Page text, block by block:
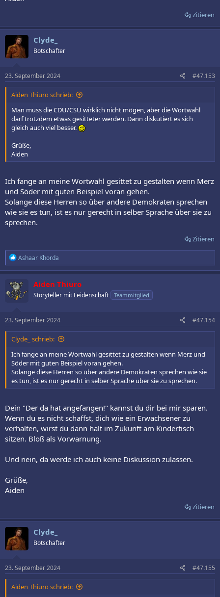
Zitieren
Clyde_
Botschafter
23. September 2024 #47.153
Aiden Thiuro schrieb:
Man muss die CDU/CSU wirklich nicht mögen, aber die Wortwahl
darf trotzdem etwas gesitteter werden. Dann diskutiert es sich
gleich auch viel besser.
Grüße,
Aiden
Ich fange an meine Wortwahl gesittet zu gestalten wenn Merz
und Söder mit guten Beispiel voran gehen.
Solange diese Herren so über andere Demokraten sprechen
wie sie es tun, ist es nur gerecht in selber Sprache über sie zu
sprechen.
Zitieren
R
e
a
k
t
i
e
n
Ashaar Khorda
Aiden Thiuro
Storyteller mit Leidenschaft Teammitglied
23. September 2024 #47.154
Clyde_ schrieb:
Ich fange an meine Wortwahl gesittet zu gestalten wenn Merz und
Söder mit guten Beispiel voran gehen.
Solange diese Herren so über andere Demokraten sprechen wie sie
es tun, ist es nur gerecht in selber Sprache über sie zu sprechen.
Dein "Der da hat angefangen!" kannst du dir bei mir sparen.
Wenn du es nicht schaffst, dich wie ein Erwachsener zu
verhalten, wirst du dann halt im Zukunft am Kindertisch
sitzen. Bloß als Vorwarnung.
Und nein, da werde ich auch keine Diskussion zulassen.
Grüße,
Aiden
Zitieren
Clyde_
Botschafter
23. September 2024 #47.155
Aiden Thiuro schrieb: